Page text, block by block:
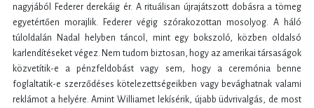
nagyjából Federer derekáig ér. A rituálisan újrajátszott dobásra a tömeg
egyetértően morajlik. Federer végig szórakozottan mosolyog. A háló
túloldalán Nadal helyben táncol, mint egy bokszoló, közben oldalsó
karlendítéseket végez. Nem tudom biztosan, hogy az amerikai társaságok
közvetítik-e a pénzfeldobást vagy sem, hogy a ceremónia benne
foglaltatik-e szerződéses kötelezettségeikben vagy bevághatnak valami
reklámot a helyére. Amint Williamet lekísérik, újabb üdvrivalgás, de most